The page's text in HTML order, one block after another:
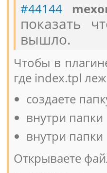
#44144
показать
вышло.
Чтобы в
где index.tpl
создаете
внутри папки
внутри
Открываете